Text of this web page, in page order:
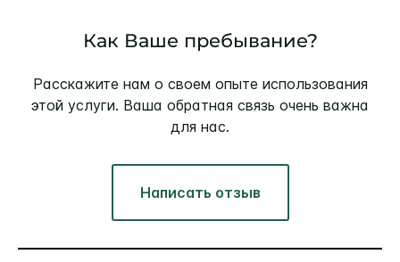
Как Ваше пребывание?
Расскажите нам о своем опыте использования
этой услуги. Ваша обратная связь очень важна
для нас.
Написать отзыв